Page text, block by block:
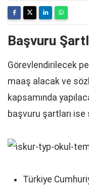
Başvuru
Görevlendirilecek
maaş alacak ve
kapsamında
başvuru şartları ise
Türkiye